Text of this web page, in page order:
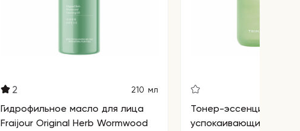
2 210 мл
Гидрофильное масло для лица
Fraijour Original Herb Wormwood
Тонер-эссенция для
успокаивающий